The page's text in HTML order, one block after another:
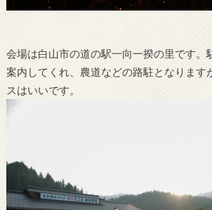
会場は白山市の道の駅一向一揆の里です。
案内してくれ、農道などの路駐となります
スはいいです。